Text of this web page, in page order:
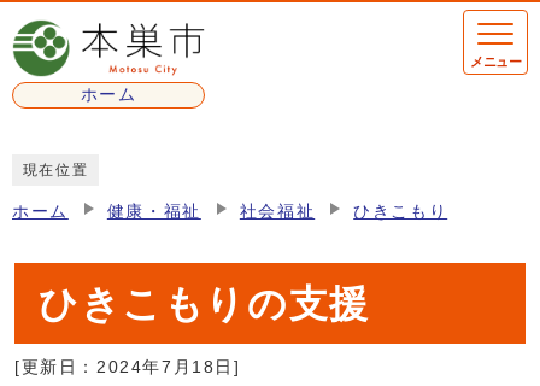
ページの先頭です
ホーム
メニュー
現在位置
ホーム 健康・福祉 社会福祉 ひきこもり
ひきこもりの支援
[更新日： 2024年7月18日 ]